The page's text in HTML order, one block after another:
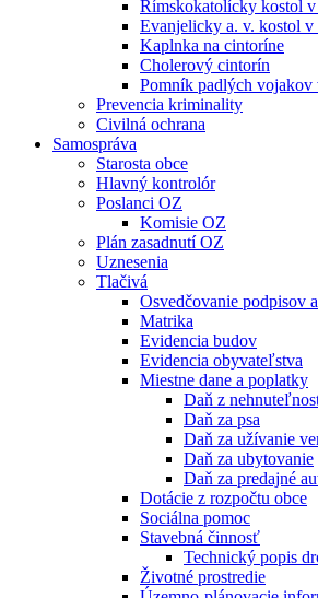
Rímskokatolícky kostol v
Evanjelicky a. v. kostol v
Kaplnka na cintoríne
Cholerový cintorín
Pomník padlých vojakov
Prevencia kriminality
Civilná ochrana
Samospráva
Starosta obce
Hlavný kontrolór
Poslanci OZ
Komisie OZ
Plán zasadnutí OZ
Uznesenia
Tlačivá
Osvedčovanie podpisov
Matrika
Evidencia budov
Evidencia obyvateľstva
Miestne dane a poplatky
Daň z
Daň za psa
Daň za užívanie
Daň za ubytovanie
Daň za predajné
Dotácie z rozpočtu obce
Sociálna pomoc
Stavebná činnosť
Technický popis
Životné prostredie